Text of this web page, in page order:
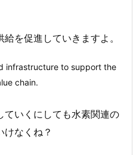
を促進していきますよ。
infrastructure to support the
chain.
ていくにしても水素関連の
けなくね？